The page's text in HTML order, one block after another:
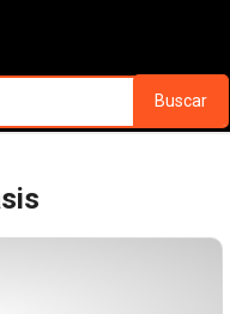
Buscar